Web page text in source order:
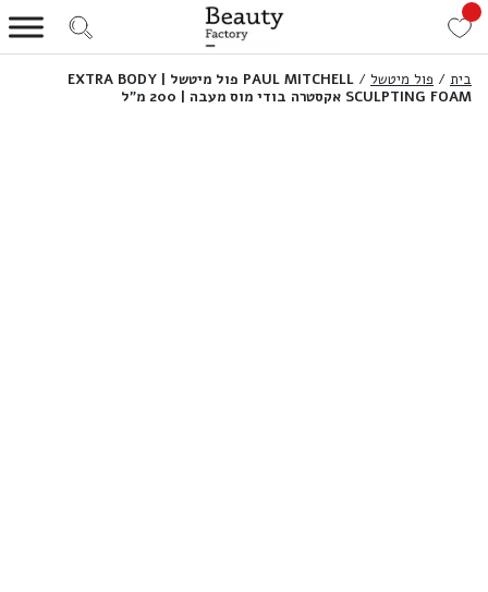
בית / פול מיטשל /
PAUL MITCHELL פול מיטשל | EXTRA BODY
SCULPTING FOAM אקסטרה בודי מוס מעבה | 200 מ”ל